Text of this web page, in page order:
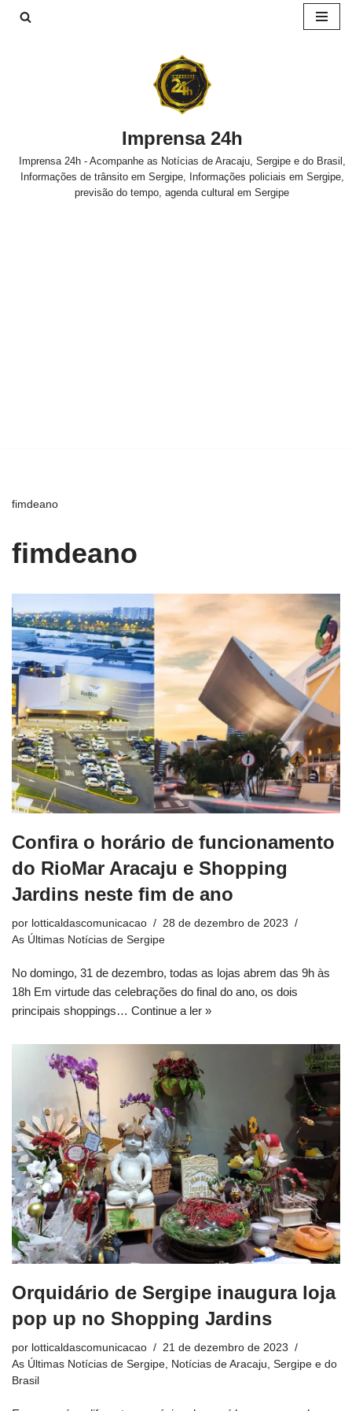
Imprensa 24h
Imprensa 24h - Acompanhe as Notícias de Aracaju, Sergipe e do Brasil,
Informações de trânsito em Sergipe, Informações policiais em Sergipe,
previsão do tempo, agenda cultural em Sergipe
fimdeano
fimdeano
Confira o horário de funcionamento
do RioMar Aracaju e Shopping
Jardins neste fim de ano
por lotticaldascomunicacao
28 de dezembro de 2023
As Últimas Notícias de Sergipe
No domingo, 31 de dezembro, todas as lojas abrem das 9h às
18h Em virtude das celebrações do final do ano, os dois
principais shoppings… Continue a ler »
Orquidário de Sergipe inaugura loja
pop up no Shopping Jardins
por lotticaldascomunicacao
21 de dezembro de 2023
As Últimas Notícias de Sergipe Notícias de Aracaju, Sergipe e do
Brasil